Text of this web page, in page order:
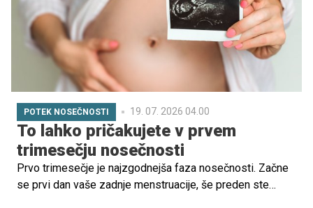
POTEK NOSEČNOSTI 19. 07. 2026 04.00
To lahko pričakujete v prvem
trimesečju nosečnosti
Prvo trimesečje je najzgodnejša faza nosečnosti. Začne
se prvi dan vaše zadnje menstruacije, še preden ste